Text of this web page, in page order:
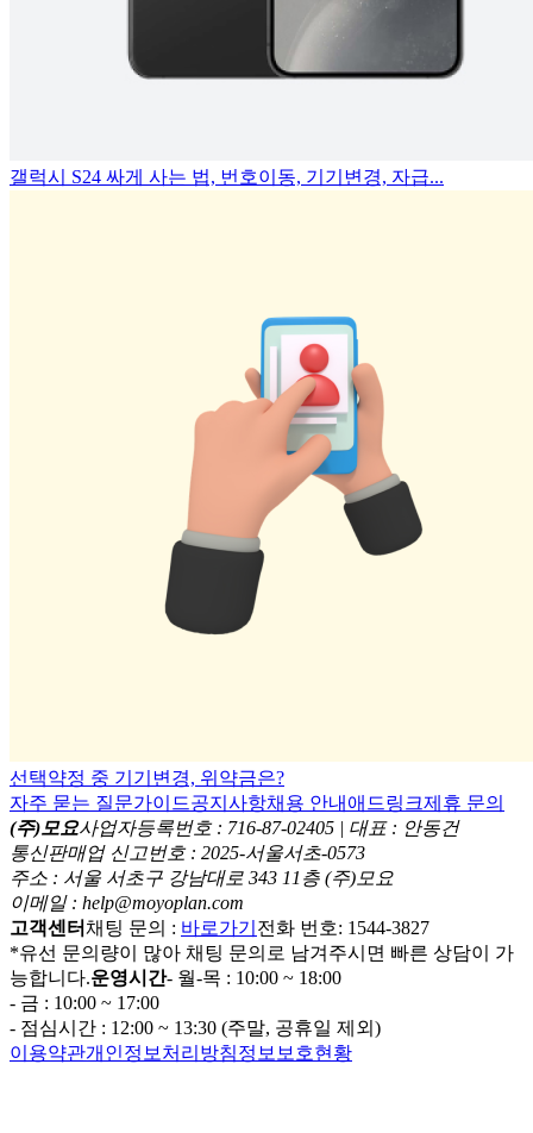
갤럭시 S24 싸게 사는 법, 번호이동, 기기변경, 자급...
선택약정 중 기기변경, 위약금은?
자주 묻는 질문가이드공지사항채용 안내 애드링크제휴 문의
(주)모요사업자등록번호 : 716-87-02405 | 대표 : 안동건
통신판매업 신고번호 : 2025-서울서초-0573
주소 : 서울 서초구 강남대로 343 11층 (주)모요
이메일 : help@moyoplan.com
고객센터채팅 문의 : 바로가기 전화 번호: 1544-3827
*유선 문의량이 많아 채팅 문의로 남겨주시면 빠른 상담이 가
능합니다.운영시간- 월-목 : 10:00 ~ 18:00
- 금 : 10:00 ~ 17:00
- 점심시간 : 12:00 ~ 13:30 (주말, 공휴일 제외)
이용약관개인정보처리방침정보보호현황